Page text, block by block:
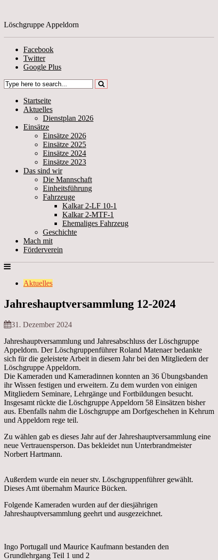
Löschgruppe Appeldorn
Facebook
Twitter
Google Plus
Startseite
Aktuelles
Dienstplan 2026
Einsätze
Einsätze 2026
Einsätze 2025
Einsätze 2024
Einsätze 2023
Das sind wir
Die Mannschaft
Einheitsführung
Fahrzeuge
Kalkar 2-LF 10-1
Kalkar 2-MTF-1
Ehemaliges Fahrzeug
Geschichte
Mach mit
Förderverein
Aktuelles
Jahreshauptversammlung 12-2024
31. Dezember 2024
Jahreshauptversammlung und Jahresabschluss der Löschgruppe
Appeldorn. Der Löschgruppenführer Roland Matenaer bedankte
sich für die geleistete Arbeit in diesem Jahr bei den Mitgliedern der
Löschgruppe Appeldorn.
Die Kameraden und Kameradinnen konnten an 36 Übungsbanden
ihr Wissen festigen und erweitern. Zu dem wurden von einigen
Mitgliedern Seminare, Lehrgänge und Fortbildungen besucht.
Insgesamt rückte die Löschgruppe Appeldorn 58 Einsätzen bisher
aus. Ebenfalls nahm die Löschgruppe am Dorfgeschehen in Kehrum
und Appeldorn rege teil.
Zu wählen gab es dieses Jahr auf der Jahreshauptversammlung eine
neue Vertrauensperson. Das bekleidet nun Unterbrandmeister
Norbert Hartmann.
Außerdem wurde ein neuer stv. Löschgruppenführer gewählt.
Dieses Amt übernahm Maurice Bücken.
Folgende Kameraden wurden auf der diesjährigen
Jahreshauptversammlung geehrt und ausgezeichnet.
Ingo Portugall und Maurice Kaufmann bestanden den
Grundlehrgang Teil 1 und 2